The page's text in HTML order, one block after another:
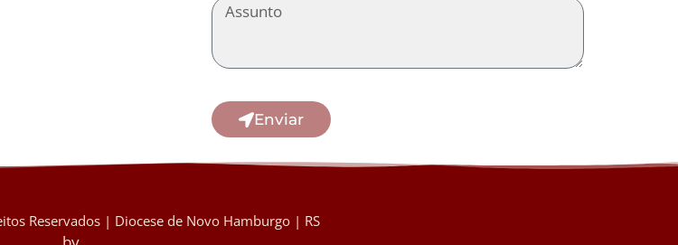
Enviar
Reservados | Diocese de Novo Hamburgo | RS